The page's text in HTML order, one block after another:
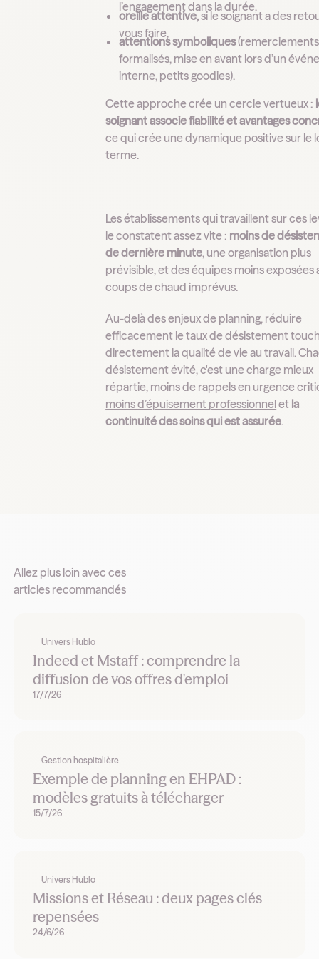
l’engagement dans la durée,
oreille attentive,si le soignant a des
vous faire,
attentions symboliques(remerciements
formalisés, mise en avant lors d’un
interne, petits goodies).
Cette approche crée un cercle vertueux :
soignant associe fiabilité et avantages
ce qui crée une dynamique positive sur le
terme.
Les établissements qui travaillent sur ces
le constatent assez vite : moins de
de dernière minute, une organisation plus
prévisible, et des équipes moins exposées
coups de chaud imprévus.
Au-delà des enjeux de planning, réduire
efficacement le taux de désistement
directement la qualité de vie au travail.
désistement évité, c'est une charge mieux
répartie, moins de rappels en urgence
moins d’épuisement professionnelet la
continuité des soins qui est assurée.
Allez plus loin avec ces
articles recommandés
Univers Hublo
Indeed et Mstaff : comprendre la
diffusion de vos offres d'emploi
17/7/26
Gestion hospitalière
Exemple de planning en EHPAD :
modèles gratuits à télécharger
15/7/26
Univers Hublo
Missions et Réseau : deux pages clés
repensées
24/6/26